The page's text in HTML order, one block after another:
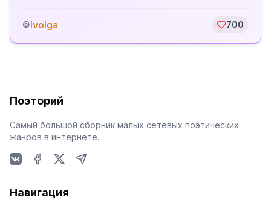
©Ivolga 700
Поэторий
Самый большой сборник малых сетевых поэтических
жанров в интернете.
Навигация